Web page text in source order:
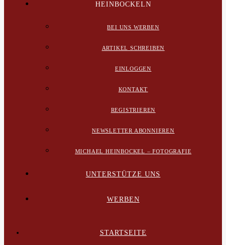
HEINBOCKELN
BEI UNS WERBEN
ARTIKEL SCHREIBEN
EINLOGGEN
KONTAKT
REGISTRIEREN
NEWSLETTER ABONNIEREN
MICHAEL HEINBOCKEL – FOTOGRAFIE
UNTERSTÜTZE UNS
WERBEN
STARTSEITE